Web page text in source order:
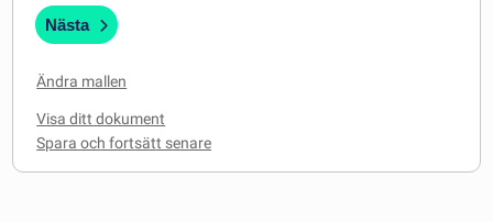
Nästa
Ändra mallen
Visa ditt dokument